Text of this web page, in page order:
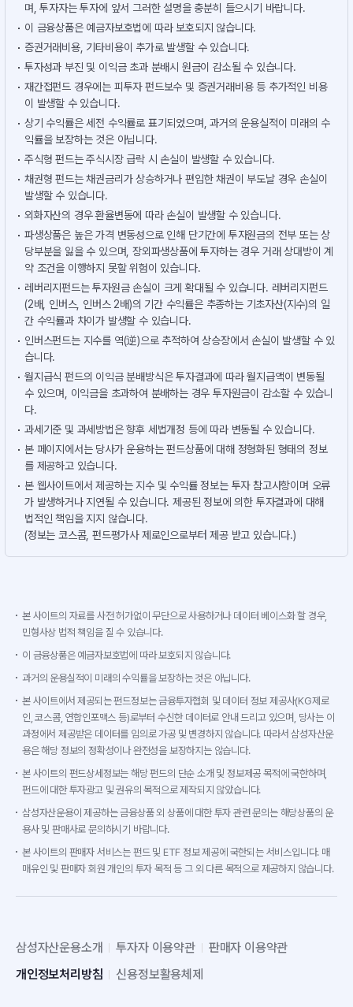
며, 투자자는 투자에 앞서 그러한 설명을 충분히 들으시기 바랍니다.
이 금융상품은 예금자보호법에 따라 보호되지 않습니다.
증권거래비용, 기타비용이 추가로 발생할 수 있습니다.
투자성과 부진 및 이익금 초과 분배시 원금이 감소될 수 있습니다.
재간접펀드 경우에는 피투자 펀드보수 및 증권거래비용 등 추가적인 비용
이 발생할 수 있습니다.
상기 수익률은 세전 수익률로 표기되었으며, 과거의 운용실적이 미래의 수
익률을 보장하는 것은 아닙니다.
주식형 펀드는 주식시장 급락 시 손실이 발생할 수 있습니다.
채권형 펀드는 채권금리가 상승하거나 편입한 채권이 부도날 경우 손실이
발생할 수 있습니다.
외화자산의 경우 환율변동에 따라 손실이 발생할 수 있습니다.
파생상품은 높은 가격 변동성으로 인해 단기간에 투자원금의 전부 또는 상
당부분을 잃을 수 있으며, 장외파생상품에 투자하는 경우 거래 상대방이 계
약 조건을 이행하지 못할 위험이 있습니다.
레버리지펀드는 투자원금 손실이 크게 확대될 수 있습니다. 레버리지펀드
(2배, 인버스, 인버스 2배)의 기간 수익률은 추종하는 기초자산(지수)의 일
간 수익률과 차이가 발생할 수 있습니다.
인버스펀드는 지수를 역(逆)으로 추적하여 상승장에서 손실이 발생할 수 있
습니다.
월지급식 펀드의 이익금 분배방식은 투자결과에 따라 월지급액이 변동될
수 있으며, 이익금을 초과하여 분배하는 경우 투자원금이 감소할 수 있습니
다.
과세기준 및 과세방법은 향후 세법개정 등에 따라 변동될 수 있습니다.
본 페이지에서는 당사가 운용하는 펀드상품에 대해 정형화된 형태의 정보
를 제공하고 있습니다.
본 웹사이트에서 제공하는 지수 및 수익률 정보는 투자 참고사항이며 오류
가 발생하거나 지연될 수 있습니다. 제공된 정보에 의한 투자결과에 대해
법적인 책임을 지지 않습니다.
(정보는 코스콤, 펀드평가사 제로인으로부터 제공 받고 있습니다.)
본 사이트의 자료를 사전 허가없이 무단으로 사용하거나 데이터 베이스화 할 경우,
민형사상 법적 책임을 질 수 있습니다.
이 금융상품은 예금자보호법에 따라 보호되지 않습니다.
과거의 운용실적이 미래의 수익률을 보장하는 것은 아닙니다.
본 사이트에서 제공되는 펀드정보는 금융투자협회 및 데이터 정보 제공사(KG제로
인, 코스콤, 연합인포맥스 등)로부터 수신한 데이터로 안내 드리고 있으며, 당사는 이
과정에서 제공받은 데이터를 임의로 가공 및 변경하지 않습니다. 따라서 삼성자산운
용은 해당 정보의 정확성이나 완전성을 보장하지는 않습니다.
본 사이트의 펀드상세정보는 해당 펀드의 단순 소개 및 정보제공 목적에 국한하며,
펀드에 대한 투자광고 및 권유의 목적으로 제작되지 않았습니다.
삼성자산운용이 제공하는 금융상품 외 상품에 대한 투자 관련 문의는 해당상품의 운
용사 및 판매사로 문의하시기 바랍니다.
본 사이트의 판매자 서비스는 펀드 및 ETF 정보 제공에 국한되는 서비스입니다. 매
매유인 및 판매자 회원 개인의 투자 목적 등 그 외 다른 목적으로 제공하지 않습니다.
삼성자산운용소개 투자자 이용약관
판매자 이용약관
개인정보처리방침
신용정보활용체제